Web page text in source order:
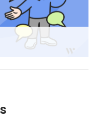
売買」だけでなく、
頼できる機能なども提
万人を大きく超えて
成長しているサービス
業界は変革期を迎えて